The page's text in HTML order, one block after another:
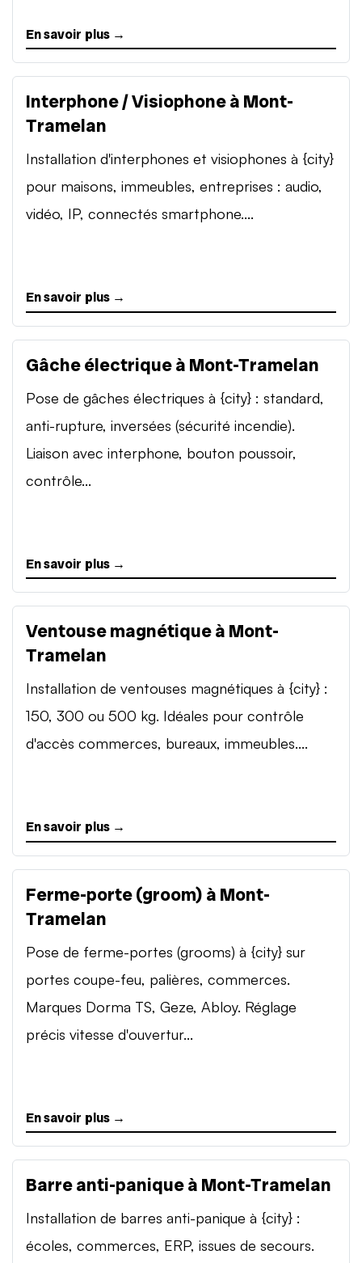
En savoir plus →
Interphone / Visiophone à Mont-
Tramelan
Installation d'interphones et visiophones à {city}
pour maisons, immeubles, entreprises : audio,
vidéo, IP, connectés smartphone....
En savoir plus →
Gâche électrique à Mont-Tramelan
Pose de gâches électriques à {city} : standard,
anti-rupture, inversées (sécurité incendie).
Liaison avec interphone, bouton poussoir,
contrôle...
En savoir plus →
Ventouse magnétique à Mont-
Tramelan
Installation de ventouses magnétiques à {city} :
150, 300 ou 500 kg. Idéales pour contrôle
d'accès commerces, bureaux, immeubles....
En savoir plus →
Ferme-porte (groom) à Mont-
Tramelan
Pose de ferme-portes (grooms) à {city} sur
portes coupe-feu, palières, commerces.
Marques Dorma TS, Geze, Abloy. Réglage
précis vitesse d'ouvertur...
En savoir plus →
Barre anti-panique à Mont-Tramelan
Installation de barres anti-panique à {city} :
écoles, commerces, ERP, issues de secours.